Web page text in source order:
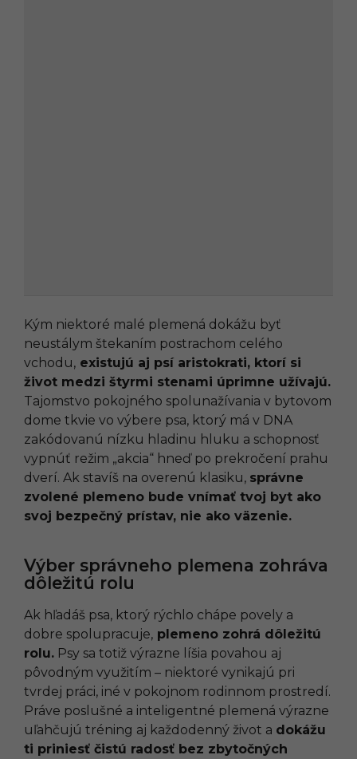
Kým niektoré malé plemená dokážu byť
neustálym štekaním postrachom celého
vchodu, existujú aj psí aristokrati, ktorí si
život medzi štyrmi stenami úprimne užívajú.
Tajomstvo pokojného spolunažívania v bytovom
dome tkvie vo výbere psa, ktorý má v DNA
zakódovanú nízku hladinu hluku a schopnosť
vypnúť režim „akcia“ hneď po prekročení prahu
dverí. Ak stavíš na overenú klasiku, správne
zvolené plemeno bude vnímať tvoj byt ako
svoj bezpečný prístav, nie ako väzenie.
Výber správneho plemena zohráva
dôležitú rolu
Ak hľadáš psa, ktorý rýchlo chápe povely a
dobre spolupracuje, plemeno zohrá dôležitú
rolu. Psy sa totiž výrazne líšia povahou aj
pôvodným využitím – niektoré vynikajú pri
tvrdej práci, iné v pokojnom rodinnom prostredí.
Práve poslušné a inteligentné plemená výrazne
uľahčujú tréning aj každodenný život a dokážu
ti priniesť čistú radosť bez zbytočných